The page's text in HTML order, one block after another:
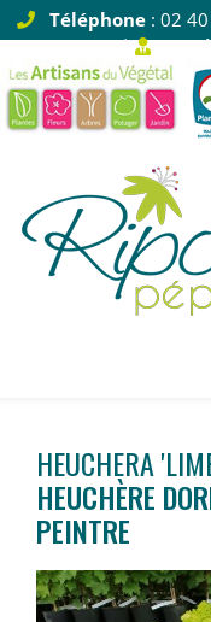
Téléphone: 02 40
Tapez 1 |
HEUCHERA
HEUCHÈRE
PEINTRE